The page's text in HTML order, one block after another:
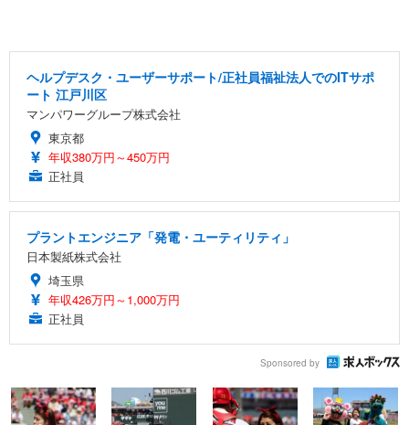
ヘルプデスク・ユーザーサポート/正社員福祉法人でのITサポ
ート 江戸川区
マンパワーグループ株式会社
東京都
年収380万円～450万円
正社員
プラントエンジニア「発電・ユーティリティ」
日本製紙株式会社
埼玉県
年収426万円～1,000万円
正社員
Sponsored by